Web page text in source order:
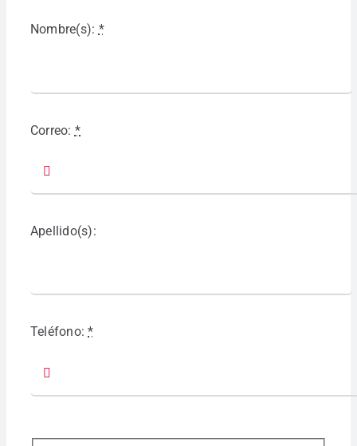
Nombre(s): *
Correo: *
Apellido(s):
Teléfono:*